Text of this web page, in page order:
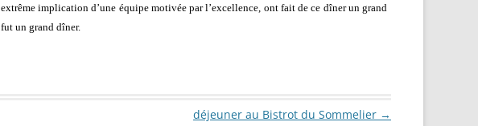
implication d’une équipe motivée par l’excellence, ont fait de ce dîner un grand
un grand dîner.
déjeuner au Bistrot du Sommelier →